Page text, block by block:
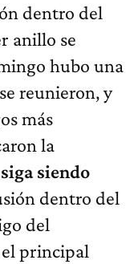
dentro del
anillo se
hubo una
reunieron, y
más
la
siendo
dentro del
del
el principal